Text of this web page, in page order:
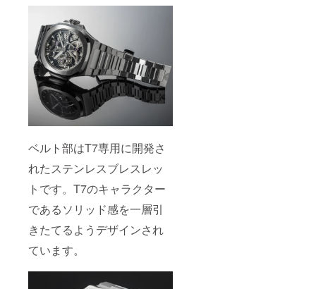
ベルト部はT7専用に開発さ
れたステンレスブレスレッ
トです。T7のキャラクター
であるソリッド感を一層引
きたてるようデザインされ
ています。